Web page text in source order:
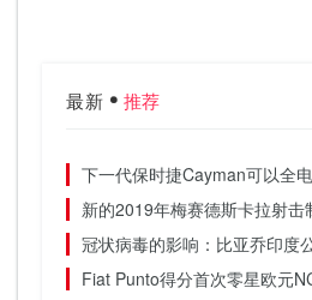
最新 推荐
下一代保时捷Cayman可以全
新的2019年梅赛德斯卡拉射
冠状病毒的影响：比亚乔印度
Fiat Punto得分首次零星欧元